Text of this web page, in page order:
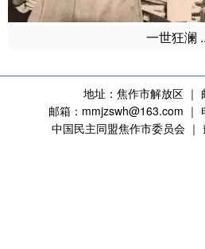
一世狂澜
地址：焦作市解放区 ｜
邮箱：mmjzswh@163.com ｜
中国民主同盟焦作市委员会 ｜